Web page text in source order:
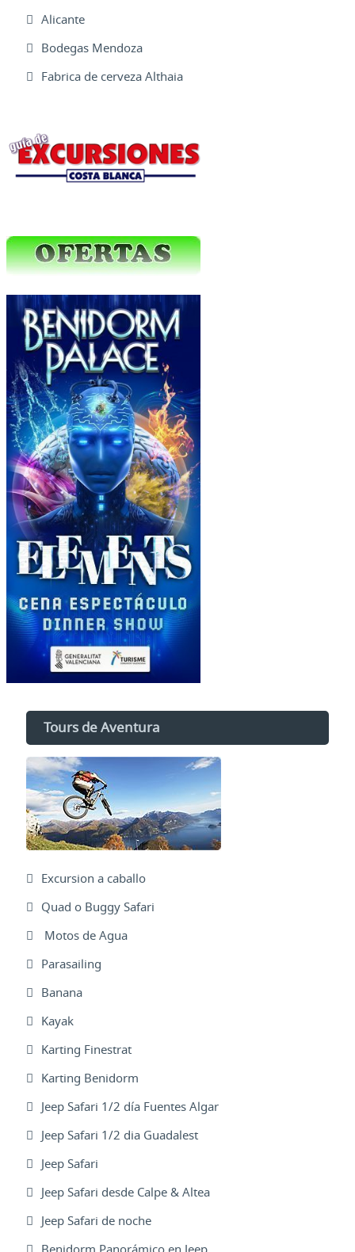
Alicante
Bodegas Mendoza
Fabrica de cerveza Althaia
Tours de Aventura
Excursion a caballo
Quad o Buggy Safari
Motos de Agua
Parasailing
Banana
Kayak
Karting Finestrat
Karting Benidorm
Jeep Safari 1/2 día Fuentes Algar
Jeep Safari 1/2 dia Guadalest
Jeep Safari
Jeep Safari desde Calpe & Altea
Jeep Safari de noche